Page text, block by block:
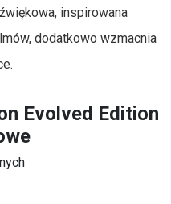
inspirowana
dodatkowo wzmacnia
Evolved Edition